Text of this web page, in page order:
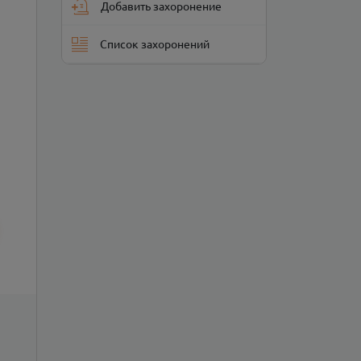
Добавить захоронение
Список захоронений